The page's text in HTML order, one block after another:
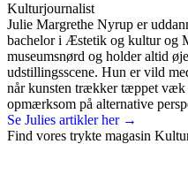
Kulturjournalist
Julie Margrethe Nyrup er
bachelor i Æstetik og kultur og
museumsnørd og holder altid
udstillingsscene. Hun er vild
når kunsten trækker tæppet
opmærksom på alternative
Se Julies artikler her →
Find vores trykte magasin